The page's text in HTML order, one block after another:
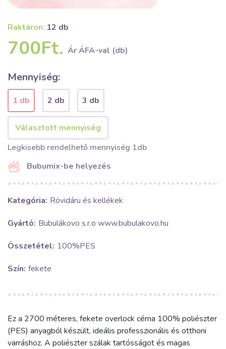
Raktáron: 12 db
700Ft. Ár ÁFA-val (db)
Mennyiség:
1 db 2 db 3 db
Legkisebb rendelhető mennyiség 1db
Bubumix-be helyezés
Kategória: Rövidáru és kellékek
Gyártó: Bubulákovo s.r.o www.bubulakovo.hu
Összetétel: 100%PES
Szín: fekete
Ez a 2700 méteres, fekete overlock cérna 100% poliészter
(PES) anyagból készült, ideális professzionális és otthoni
varráshoz. A poliészter szálak tartósságot és magas